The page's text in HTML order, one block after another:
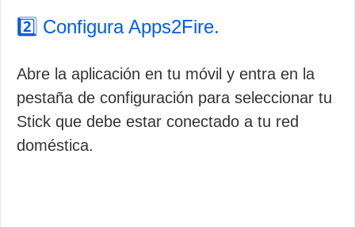
2️⃣ Configura Apps2Fire.
Abre la aplicación en tu móvil y entra en la
pestaña de configuración para seleccionar tu
Stick que debe estar conectado a tu red
doméstica.